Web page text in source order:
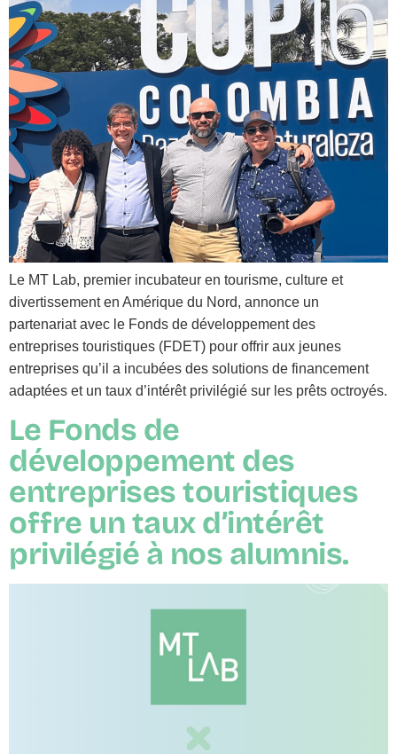
Le MT Lab, premier incubateur en tourisme, culture et
divertissement en Amérique du Nord, annonce un
partenariat avec le Fonds de développement des
entreprises touristiques (FDET) pour offrir aux jeunes
entreprises qu’il a incubées des solutions de financement
adaptées et un taux d’intérêt privilégié sur les prêts octroyés.
Le Fonds de
développement des
entreprises touristiques
offre un taux d’intérêt
privilégié à nos alumnis.